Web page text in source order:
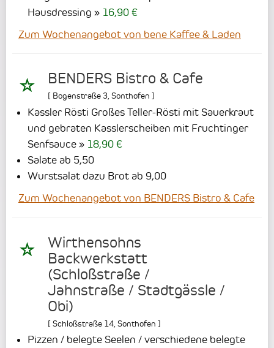
Hausdressing
16,90 €
Zum Wochenangebot von bene Kaffee & Laden
BENDERS Bistro & Cafe
[ Bogenstraße 3,Sonthofen ]
Kassler Rösti Großes Teller-Rösti mit Sauerkraut
und gebraten Kasslerscheiben mit Fruchtinger
Senfsauce
18,90 €
Salate ab 5,50
Wurstsalat dazu Brot ab 9,00
Zum Wochenangebot von BENDERS Bistro & Cafe
Wirthensohns
Backwerkstatt
(Schloßstraße /
Jahnstraße / Stadtgässle /
Obi)
[ Schloßstraße 14 Sonthofen ]
Pizzen / belegte Seelen / verschiedene belegte